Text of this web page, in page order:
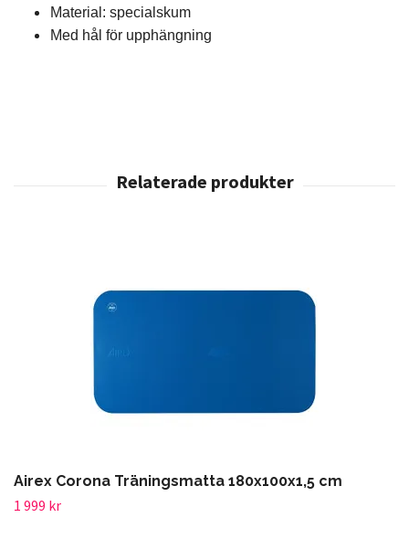
Material: specialskum
Med hål för upphängning
Airex Corona Träningsmatta 180x100x1,5 cm
1 999 kr